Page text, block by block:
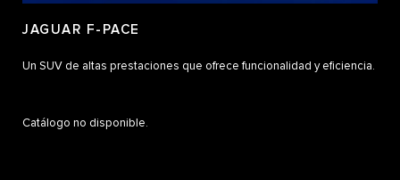
JAGUAR F-PACE
Un SUV de altas prestaciones que ofrece funcionalidad y eficiencia.
Catálogo no disponible.